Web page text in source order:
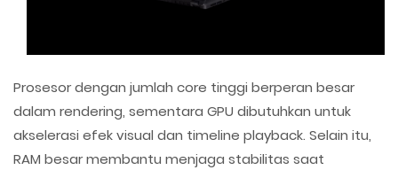
Prosesor dengan jumlah core tinggi berperan besar
dalam rendering, sementara GPU dibutuhkan untuk
akselerasi efek visual dan timeline playback. Selain itu,
RAM besar membantu menjaga stabilitas saat